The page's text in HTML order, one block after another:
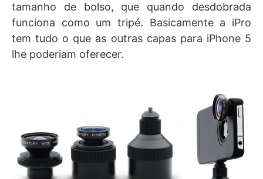
tamanho de bolso, que quando desdobrada
funciona como um tripé. Basicamente a iPro
tem tudo o que as outras capas para iPhone 5
lhe poderiam oferecer.